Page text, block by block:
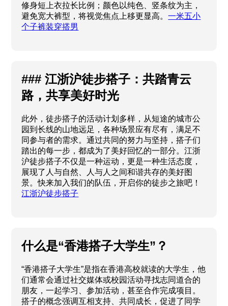
修身短上衣拉长比例；颜色以纯色、竖条纹为主，
避免宽大裤型，将视觉焦点上移更显高。一米五小
个子裤装穿搭男
### 江浙沪徒步搭子：共踏青云
路，共享美好时光
此外，徒步搭子的活动计划多样，从短途的城市公
园到长线的山地远足，各种场景应有尽有，满足不
同参与者的需求。通过共同的努力与坚持，搭子们
踏出的每一步，都成为了美好回忆的一部分。江浙
沪徒步搭子不仅是一种运动，更是一种生活态度，
展现了人与自然、人与人之间和谐共存的美好图
景。快来加入我们的队伍，开启你的徒步之旅吧！
江浙沪徒步搭子
什么是“香港搭子大学生”？
“香港搭子大学生”是指在香港高校就读的大学生，他
们通常会通过社交媒体或校园活动寻找志同道合的
朋友，一起学习、参加活动，甚至合作完成项目。
搭子的概念强调互相支持、共同成长，促进了同学